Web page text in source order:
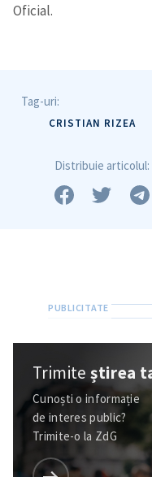
Oficial.
Tag-uri:
CRISTIAN RIZEA
Distribuie articolul:
Trimiteștirea
Cunoști o informație
de interes public?
Trimite-o la ZdG
ȘTIREA MEA